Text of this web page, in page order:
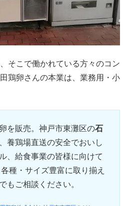
そこで働かれている方々のコン
鶏卵さんの本業は、業務用・小
を販売。神戸市東灘区の石
養鶏場直送の安全でおいし
、給食事業の皆様に向けて
種・サイズ豊富に取り揃え
もご相談ください。